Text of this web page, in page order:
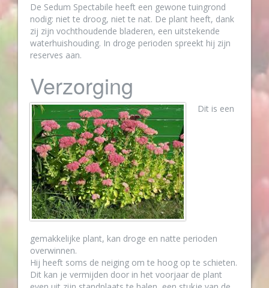
De Sedum Spectabile heeft een gewone tuingrond
nodig: niet te droog, niet te nat. De plant heeft, dank
zij zijn vochthoudende bladeren, een uitstekende
waterhuishouding. In droge perioden spreekt hij zijn
reserves aan.
Verzorging
Dit is een
gemakkelijke plant, kan droge en natte perioden
overwinnen.
Hij heeft soms de neiging om te hoog op te schieten.
Dit kan je vermijden door in het voorjaar de plant